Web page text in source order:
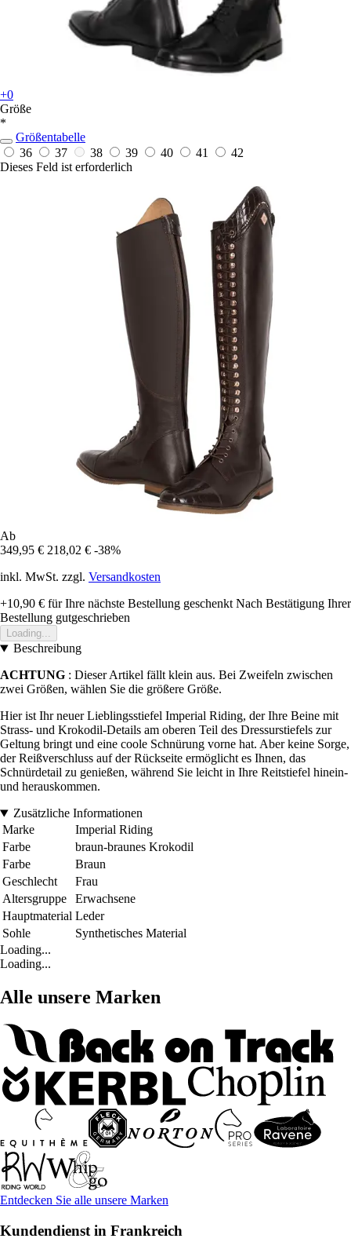
+0
Größe
*
Größentabelle
36
37 38 39 40 41
42
Dieses Feld ist erforderlich
Ab
349,95 € 218,02 € -38%
inkl. MwSt. zzgl. Versandkosten
+10,90 € für Ihre nächste Bestellung geschenkt Nach Bestätigung Ihrer
Bestellung gutgeschrieben
Loading...
Beschreibung
ACHTUNG : Dieser Artikel fällt klein aus. Bei Zweifeln zwischen
zwei Größen, wählen Sie die größere Größe.
Hier ist Ihr neuer Lieblingsstiefel Imperial Riding, der Ihre Beine mit
Strass- und Krokodil-Details am oberen Teil des Dressurstiefels zur
Geltung bringt und eine coole Schnürung vorne hat. Aber keine Sorge,
der Reißverschluss auf der Rückseite ermöglicht es Ihnen, das
Schnürdetail zu genießen, während Sie leicht in Ihre Reitstiefel hinein-
und herauskommen.
Zusätzliche Informationen
Marke
Imperial Riding
Farbe
braun-braunes Krokodil
Farbe
Braun
Geschlecht
Frau
Altersgruppe
Erwachsene
Hauptmaterial Leder
Sohle
Synthetisches Material
Loading...
Loading...
Alle unsere Marken
Entdecken Sie alle unsere Marken
Kundendienst in Frankreich